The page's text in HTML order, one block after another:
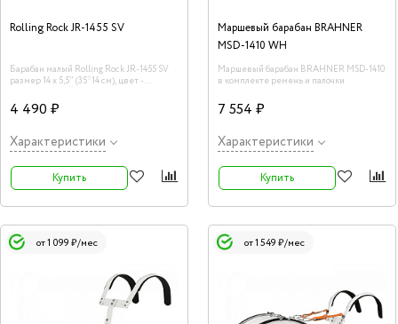
Rolling Rock JR-1455 SV
Барабан малый Rolling Rock JR-1455 SV
размер 14 х 5,5" (35*14 см), цвет -
4 490 ₽
Характеристики
Купить
Маршевый барабан BRAHNER
MSD-1410 WH
Маршевый барабан BRAHNER MSD-1410
в комплекте ремень и палочки
7 554 ₽
Характеристики
Купить
от 1 099 ₽/мес от 1 549 ₽/мес